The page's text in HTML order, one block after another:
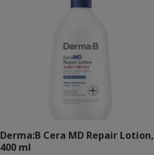
Derma:B Cera MD Repair Lotion,
400 ml